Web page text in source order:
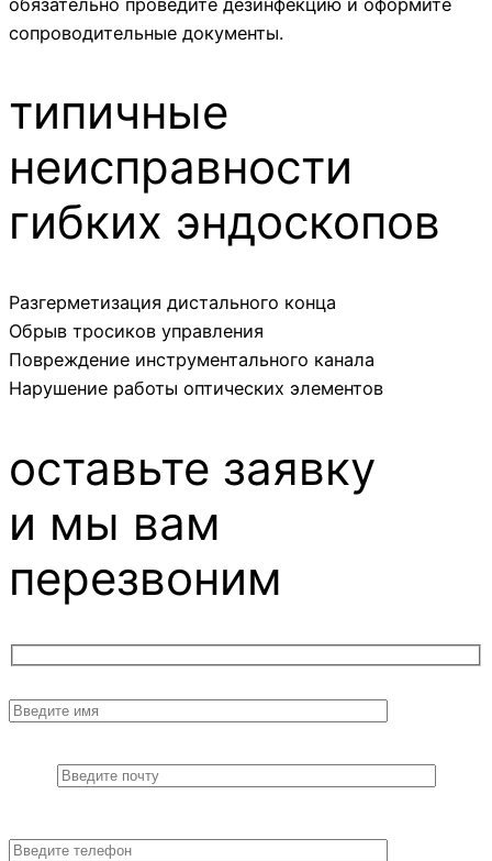
сопроводительные документы.
типичные
неисправности
гибких эндоскопов
Разгерметизация дистального конца
Обрыв тросиков управления
Повреждение инструментального канала
Нарушение работы оптических элементов
оставьте заявку
и мы вам
перезвоним